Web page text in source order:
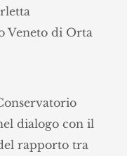
Veneto di Orta
dialogo con il
rapporto tra